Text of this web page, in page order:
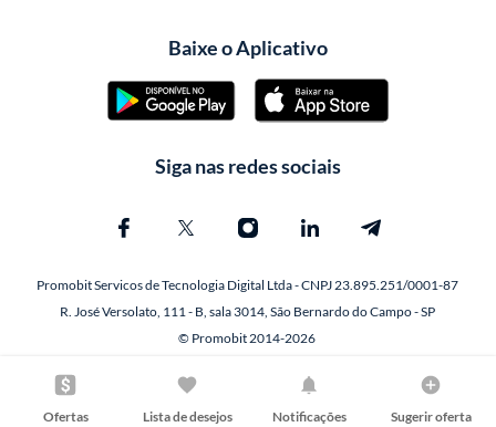
Ofertas Lista de desejos Notificações Sugerir oferta
Baixe o Aplicativo
Siga nas redes sociais
Promobit Servicos de Tecnologia Digital Ltda - CNPJ 23.895.251/0001-87
R. José Versolato, 111 - B, sala 3014, São Bernardo do Campo - SP
© Promobit 2014-2026